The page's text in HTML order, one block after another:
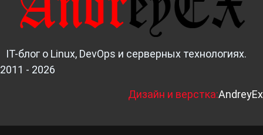
IT-блог о Linux, DevOps и серверных технологиях.
2011 - 2026
Дизайн и верстка:AndreyEx